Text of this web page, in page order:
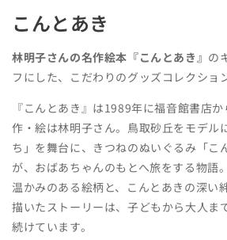
コ
レ
ク
シ
ョ
ン
:
こんとあき
林明子さんの名作絵本『こんとあき』 の
フにした、こだわりのグッズコレクショ
『こんとあき』は1989年に福音館書店か
作・絵は林明子さん。 鳥取砂丘をモデル
ち」を舞台に、 きつねのぬいぐるみ「こ
が、おばあちゃんのもとへ旅をする物語。
温かみのある絵柄と、こんとあきの深い
描いたストーリーは、子どもから大人ま
続けています。